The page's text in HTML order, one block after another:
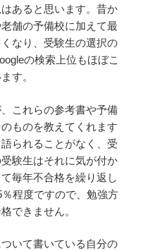
あると思います。昔か
舗の予備校に加えて最
なり、受験生の選択の
の検索上位もほぼこ
す。
これらの参考書や予備
ものを教えてくれます
られることがなく、受
験生はそれに気が付か
毎年不合格を繰り返し
程度ですので、勉強方
できません。
いて書いている自分の